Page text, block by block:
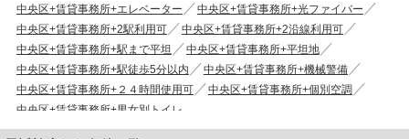
中央区+賃貸事務所+エレベーター
中央区+賃貸事務所+光ファイバー
中央区+賃貸事務所+2駅利用可
中央区+賃貸事務所+2沿線利用可
中央区+賃貸事務所+駅まで平坦
中央区+賃貸事務所+平坦地
中央区+賃貸事務所+駅徒歩5分以内
中央区+賃貸事務所+機械警備
中央区+賃貸事務所+２４時間使用可
中央区+賃貸事務所+個別空調
中央区+賃貸事務所+男女別トイレ